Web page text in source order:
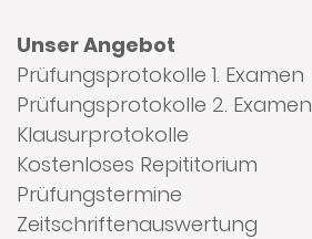
Unser Angebot
Prüfungsprotokolle 1. Examen
Prüfungsprotokolle 2. Examen
Klausurprotokolle
Kostenloses Repititorium
Prüfungstermine
Zeitschriftenauswertung